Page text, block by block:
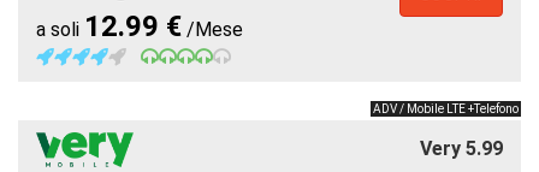
a soli 12.99 € /Mese
ADV / Mobile LTE +Telefono
Very 5.99